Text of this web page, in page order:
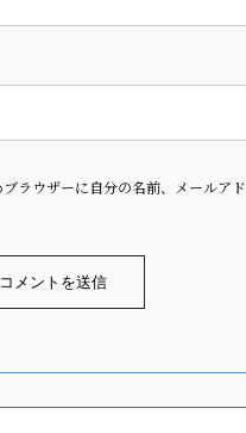
ラウザーに自分の名前、メールア